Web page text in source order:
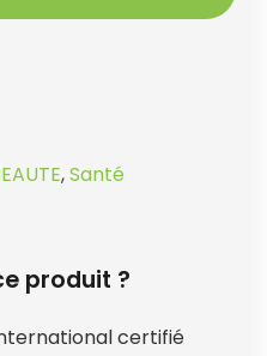
,Santé
produit ?
certifié